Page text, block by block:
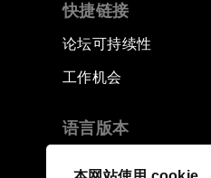
快捷链接
论坛可持续性
工作机会
语言版本